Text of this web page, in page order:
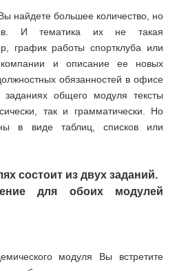
найдете большее количество, но
И тематика их не такая
график работы спортклуба или
компании и описание ее новых
обязанностей в офисе
заданиях общего модуля тексты
так и грамматически. Но
в виде таблиц, списков или
состоит из двух заданий.
для обоих модулей
модуля Вы встретите